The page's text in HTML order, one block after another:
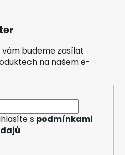
budeme zasílat
na našem e-
s podmínkami